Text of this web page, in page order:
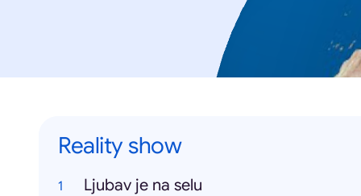
Reality show
Ljubav je na selu